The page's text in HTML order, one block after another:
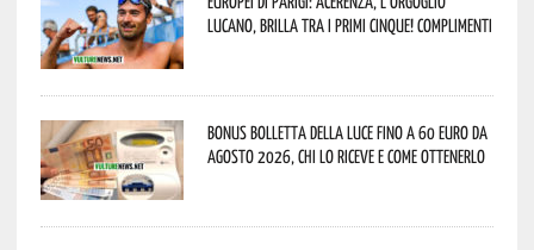
lucano, brilla tra i primi cinque! Complimenti
Bonus bolletta della luce fino a 60 euro da
agosto 2026, chi lo riceve e come ottenerlo